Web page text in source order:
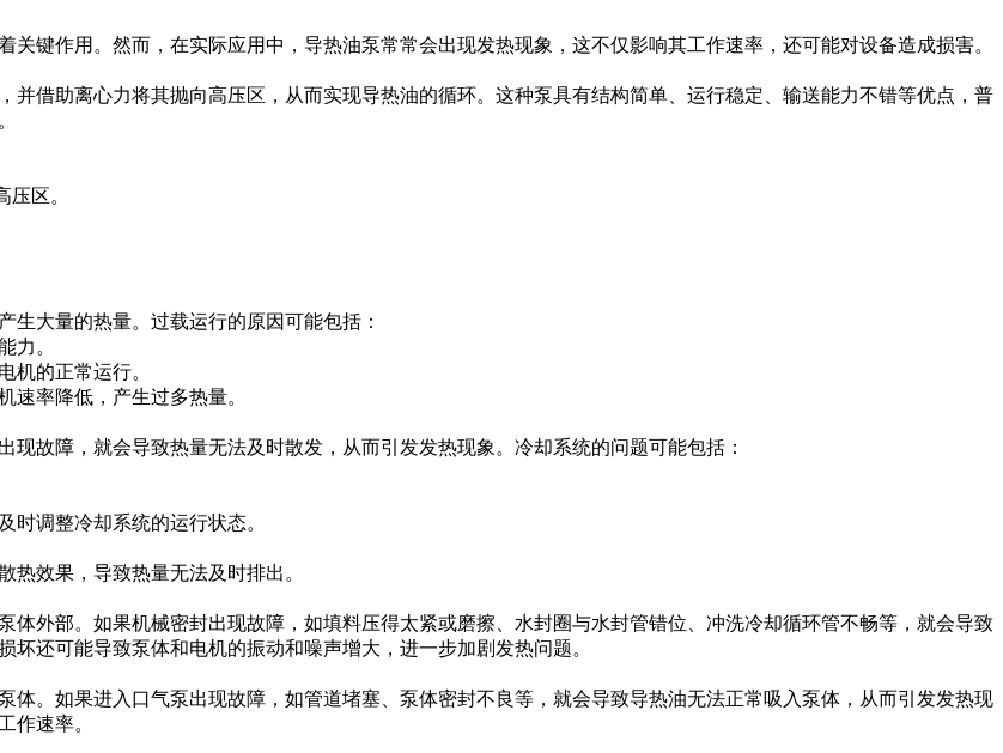
键作用。然而，在实际应用中，导热油泵常常会出现发热现象，这不仅影响其工作速率，还可能对设备造成损害。
借助离心力将其抛向高压区，从而实现导热油的循环。这种泵具有结构简单、运行稳定、输送能力不错等优点，普
区。
大量的热量。过载运行的原因可能包括：
力。
机的正常运行。
速率降低，产生过多热量。
故障，就会导致热量无法及时散发，从而引发发热现象。冷却系统的问题可能包括：
时调整冷却系统的运行状态。
效果，导致热量无法及时排出。
外部。如果机械密封出现故障，如填料压得太紧或磨擦、水封圈与水封管错位、冲洗冷却循环管不畅等，就会导致
还可能导致泵体和电机的振动和噪声增大，进一步加剧发热问题。
。如果进入口气泵出现故障，如管道堵塞、泵体密封不良等，就会导致导热油无法正常吸入泵体，从而引发发热现
作速率。